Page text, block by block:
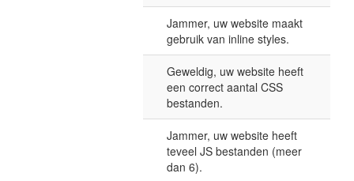
Jammer, uw website maakt
gebruik van inline styles.
Geweldig, uw website heeft
een correct aantal CSS
bestanden.
Jammer, uw website heeft
teveel JS bestanden (meer
dan 6).